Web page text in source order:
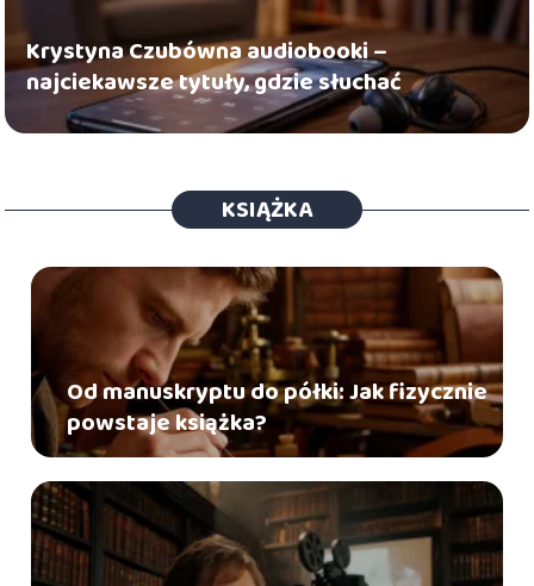
Krystyna Czubówna audiobooki –
najciekawsze tytuły, gdzie słuchać
KSIĄŻKA
Od manuskryptu do półki: Jak fizycznie
powstaje książka?